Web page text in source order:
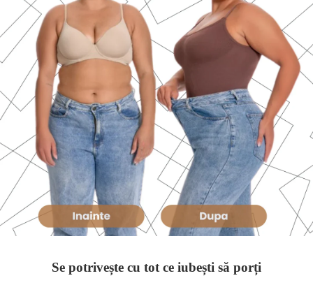
Se potrivește cu tot ce iubești să porți